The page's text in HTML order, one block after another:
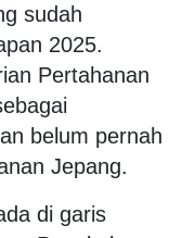
sudah
2025.
Pertahanan
belum pernah
Jepang.
di garis